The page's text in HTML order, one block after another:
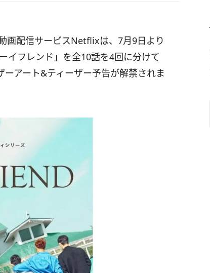
画配信サービスNetflixは、7月9日より
イフレンド」を全10話を4回に分けて
アート&ティーザー予告が解禁されま